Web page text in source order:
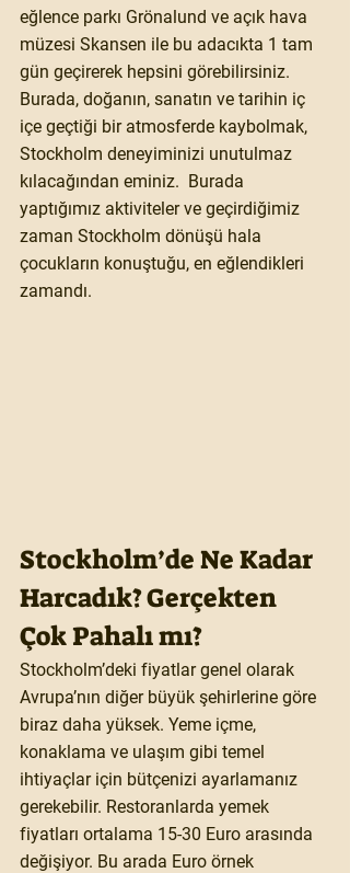
eğlence parkı Grönalund ve açık hava
müzesi Skansen ile bu adacıkta 1 tam
gün geçirerek hepsini görebilirsiniz.
Burada, doğanın, sanatın ve tarihin iç
içe geçtiği bir atmosferde kaybolmak,
Stockholm deneyiminizi unutulmaz
kılacağından eminiz.  Burada
yaptığımız aktiviteler ve geçirdiğimiz
zaman Stockholm dönüşü hala
çocukların konuştuğu, en eğlendikleri
zamandı.
Stockholm’de Ne Kadar
Harcadık? Gerçekten
Çok Pahalı mı?
Stockholm’deki fiyatlar genel olarak
Avrupa’nın diğer büyük şehirlerine göre
biraz daha yüksek. Yeme içme,
konaklama ve ulaşım gibi temel
ihtiyaçlar için bütçenizi ayarlamanız
gerekebilir. Restoranlarda yemek
fiyatları ortalama 15-30 Euro arasında
değişiyor. Bu arada Euro örnek